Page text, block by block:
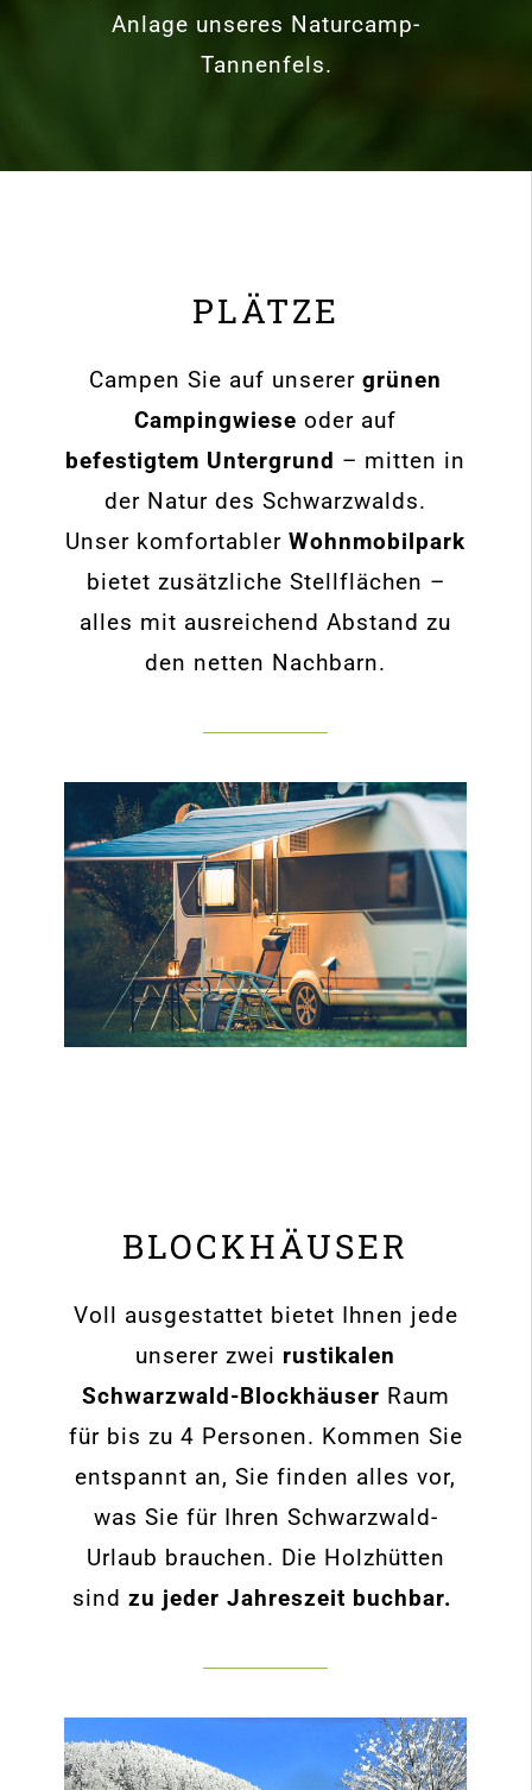
Anlage unseres Naturcamp-
Tannenfels.
PLÄTZE
Campen Sie auf unserer grünen
Campingwiese oder auf
befestigtem Untergrund – mitten in
der Natur des Schwarzwalds.
Unser komfortabler Wohnmobilpark
bietet zusätzliche Stellflächen –
alles mit ausreichend Abstand zu
den netten Nachbarn.
BLOCKHÄUSER
Voll ausgestattet bietet Ihnen jede
unserer zwei rustikalen
Schwarzwald-Blockhäuser Raum
für bis zu 4 Personen. Kommen Sie
entspannt an, Sie finden alles vor,
was Sie für Ihren Schwarzwald-
Urlaub brauchen. Die Holzhütten
sind zu jeder Jahreszeit buchbar.